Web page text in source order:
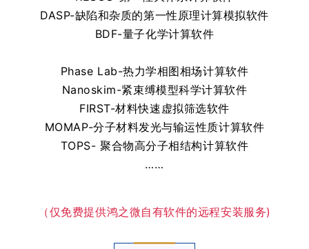
DASP-缺陷和杂质的第一性原理计算模拟软件
BDF-量子化学计算软件
Phase Lab-热力学相图相场计算软件
Nanoskim-紧束缚模型科学计算软件
FIRST-材料快速虚拟筛选软件
MOMAP-分子材料发光与输运性质计算软件
TOPS- 聚合物高分子相结构计算软件
……
（仅免费提供鸿之微自有软件的远程安装服务)